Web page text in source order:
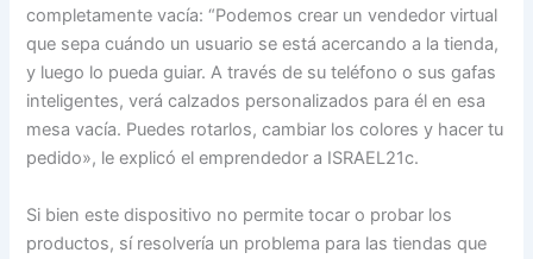
completamente vacía: “Podemos crear un vendedor virtual
que sepa cuándo un usuario se está acercando a la tienda,
y luego lo pueda guiar. A través de su teléfono o sus gafas
inteligentes, verá calzados personalizados para él en esa
mesa vacía. Puedes rotarlos, cambiar los colores y hacer tu
pedido», le explicó el emprendedor a ISRAEL21c.
Si bien este dispositivo no permite tocar o probar los
productos, sí resolvería un problema para las tiendas que